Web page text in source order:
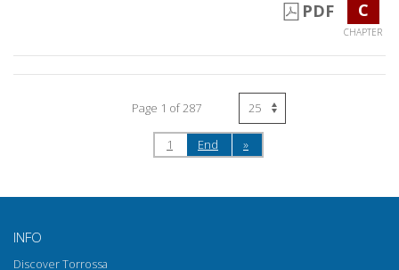
PDF C
CHAPTER
Page 1 of 287
1 End »
INFO
Discover Torrossa